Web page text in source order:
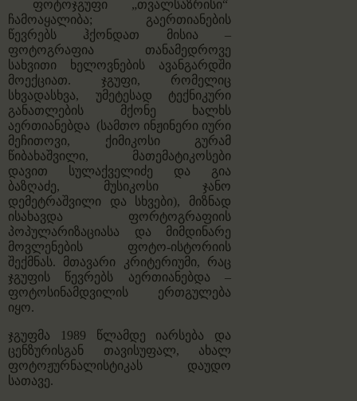
ფოტოჯგუფი „თვალსაზრისი“
ჩამოაყალიბა; გაერთიანების
წევრებს ჰქონდათ მისია –
ფოტოგრაფია თანამედროვე
სახვითი ხელოვნების ავანგარდში
მოექციათ. ჯგუფი, რომელიც
სხვადასხვა, უმეტესად ტექნიკური
განათლების მქონე ხალხს
აერთიანებდა (სამთო ინჟინერი იური
მეჩითოვი, ქიმიკოსი გურამ
წიბახაშვილი, მათემატიკოსები
დავით სულაქველიძე და გია
ბაზღაძე, მუსიკოსი ჯანო
დემეტრაშვილი და სხვები), მიზნად
ისახავდა ფორტოგრაფიის
პოპულარიზაციასა და მიმდინარე
მოვლენების ფოტო-ისტორიის
შექმნას. მთავარი კრიტერიუმი, რაც
ჯგუფის წევრებს აერთიანებდა –
ფოტოსინამდვილის ერთგულება
იყო.
ჯგუფმა 1989 წლამდე იარსება და
ცენზურისგან თავისუფალ, ახალ
ფოტოჟურნალისტიკას დაუდო
სათავე.